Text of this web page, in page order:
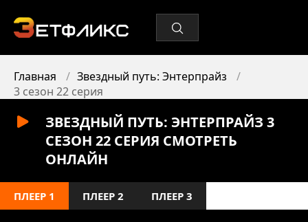
Главная
Звездный путь: Энтерпрайз
3 сезон 22 серия
ЗВЕЗДНЫЙ ПУТЬ: ЭНТЕРПРАЙЗ 3
СЕЗОН 22 СЕРИЯ СМОТРЕТЬ
ОНЛАЙН
ПЛЕЕР 1 ПЛЕЕР 2 ПЛЕЕР 3